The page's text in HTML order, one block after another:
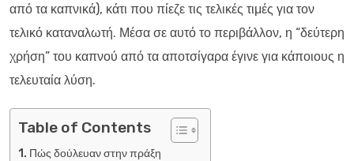
από τα καπνικά), κάτι που πίεζε τις τελικές τιμές για τον
τελικό καταναλωτή. Μέσα σε αυτό το περιβάλλον, η “δεύτερη
χρήση” του καπνού από τα αποτσίγαρα έγινε για κάποιους η
τελευταία λύση.
Table of Contents
Πώς δούλευαν στην πράξη